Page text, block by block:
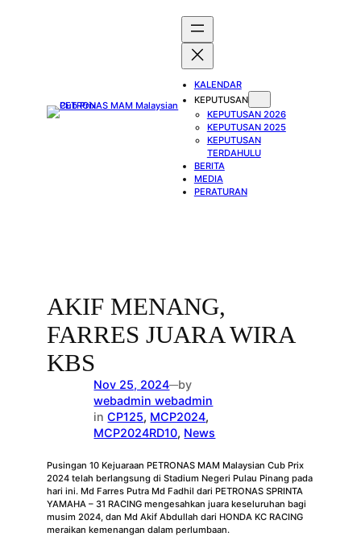
KALENDAR
KEPUTUSAN
KEPUTUSAN 2026
KEPUTUSAN 2025
KEPUTUSAN
TERDAHULU
BERITA
MEDIA
PERATURAN
AKIF MENANG,
FARRES JUARA WIRA
KBS
Nov 25, 2024—by
webadmin webadmin
inCP125, MCP2024
MCP2024RD10, News
Pusingan 10 Kejuaraan PETRONAS MAM Malaysian Cub Prix
2024 telah berlangsung di Stadium Negeri Pulau Pinang pada
hari ini. Md Farres Putra Md Fadhil dari PETRONAS SPRINTA
YAMAHA – 31 RACING mengesahkan juara keseluruhan bagi
musim 2024, dan Md Akif Abdullah dari HONDA KC RACING
meraikan kemenangan dalam perlumbaan.